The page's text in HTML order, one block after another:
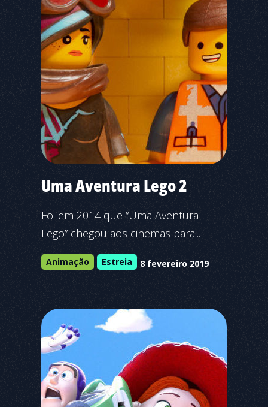
Uma Aventura Lego 2
Foi em 2014 que “Uma Aventura
Lego” chegou aos cinemas para...
Animação Estreia 8 fevereiro 2019